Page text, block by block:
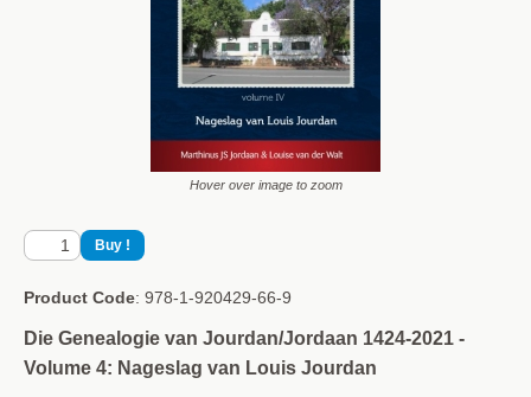
Hover over image to zoom
Product Code: 978-1-920429-66-9
Die Genealogie van Jourdan/Jordaan 1424-2021 -
Volume 4: Nageslag van Louis Jourdan